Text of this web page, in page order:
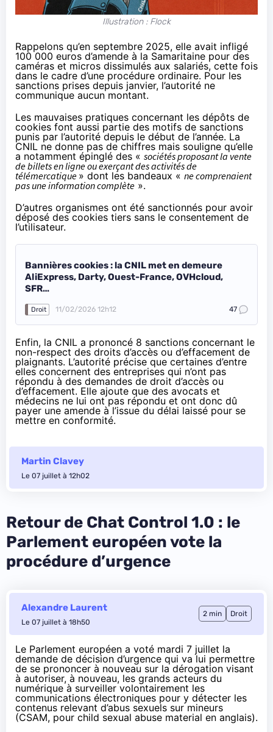
Illustration : Flock
Rappelons qu’en septembre 2025, elle avait infligé
100 000 euros d’amende à la Samaritaine pour des
caméras et micros dissimulés aux salariés, cette fois
dans le cadre d’une procédure ordinaire. Pour les
sanctions prises depuis janvier, l’autorité ne
communique aucun montant.
Les mauvaises pratiques concernant les dépôts de
cookies font aussi partie des motifs de sanctions
punis par l’autorité depuis le début de l’année. La
CNIL ne donne pas de chiffres mais souligne qu’elle
a notamment épinglé des « sociétés proposant la vente
de billets en ligne ou exerçant des activités de
télémercatique » dont les bandeaux « ne comprenaient
pas une information complète ».
D’autres organismes ont été sanctionnés pour avoir
déposé des cookies tiers sans le consentement de
l’utilisateur.
Bannières cookies : la CNIL met en demeure
AliExpress, Darty, Ouest-France, OVHcloud,
SFR…
Droit 11/02/2026 12h12 47
Enfin, la CNIL a prononcé 8 sanctions concernant le
non-respect des droits d’accès ou d’effacement de
plaignants. L’autorité précise que certaines d’entre
elles concernent des entreprises qui n’ont pas
répondu à des demandes de droit d’accès ou
d’effacement. Elle ajoute que des avocats et
médecins ne lui ont pas répondu et ont donc dû
payer une amende à l’issue du délai laissé pour se
mettre en conformité.
Martin Clavey
Le 07 juillet à 12h02
Retour de Chat Control 1.0 : le
Parlement européen vote la
procédure d’urgence
Alexandre Laurent
Le 07 juillet à 18h50
2 min Droit
Le Parlement européen a voté mardi 7 juillet la
demande de décision d’urgence qui va lui permettre
de se prononcer à nouveau sur la dérogation visant
à autoriser, à nouveau, les grands acteurs du
numérique à surveiller volontairement les
communications électroniques pour y détecter les
contenus relevant d’abus sexuels sur mineurs
(CSAM, pour child sexual abuse material en anglais).